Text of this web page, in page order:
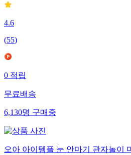
4.6
(55)
0적립
무료배송
6,130명구매중
오아 아이템플 눈 안마기 관자놀이